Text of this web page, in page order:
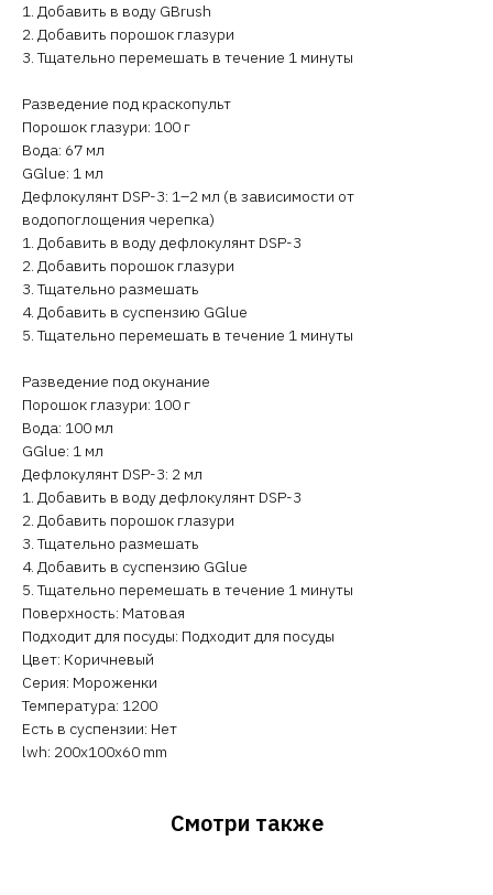
1. Добавить в воду GBrush
2. Добавить порошок глазури
3. Тщательно перемешать в течение 1 минуты
Разведение под краскопульт
Порошок глазури: 100 г
Вода: 67 мл
GGlue: 1 мл
Дефлокулянт DSP-3: 1–2 мл (в зависимости от
водопоглощения черепка)
1. Добавить в воду дефлокулянт DSP-3
2. Добавить порошок глазури
3. Тщательно размешать
4. Добавить в суспензию GGlue
5. Тщательно перемешать в течение 1 минуты
Разведение под окунание
Порошок глазури: 100 г
Вода: 100 мл
GGlue: 1 мл
Дефлокулянт DSP-3: 2 мл
1. Добавить в воду дефлокулянт DSP-3
2. Добавить порошок глазури
3. Тщательно размешать
4. Добавить в суспензию GGlue
5. Тщательно перемешать в течение 1 минуты
Поверхность: Матовая
Подходит для посуды: Подходит для посуды
Цвет: Коричневый
Серия: Мороженки
Температура: 1200
Есть в суспензии: Нет
lwh: 200x100x60 mm
Смотри также